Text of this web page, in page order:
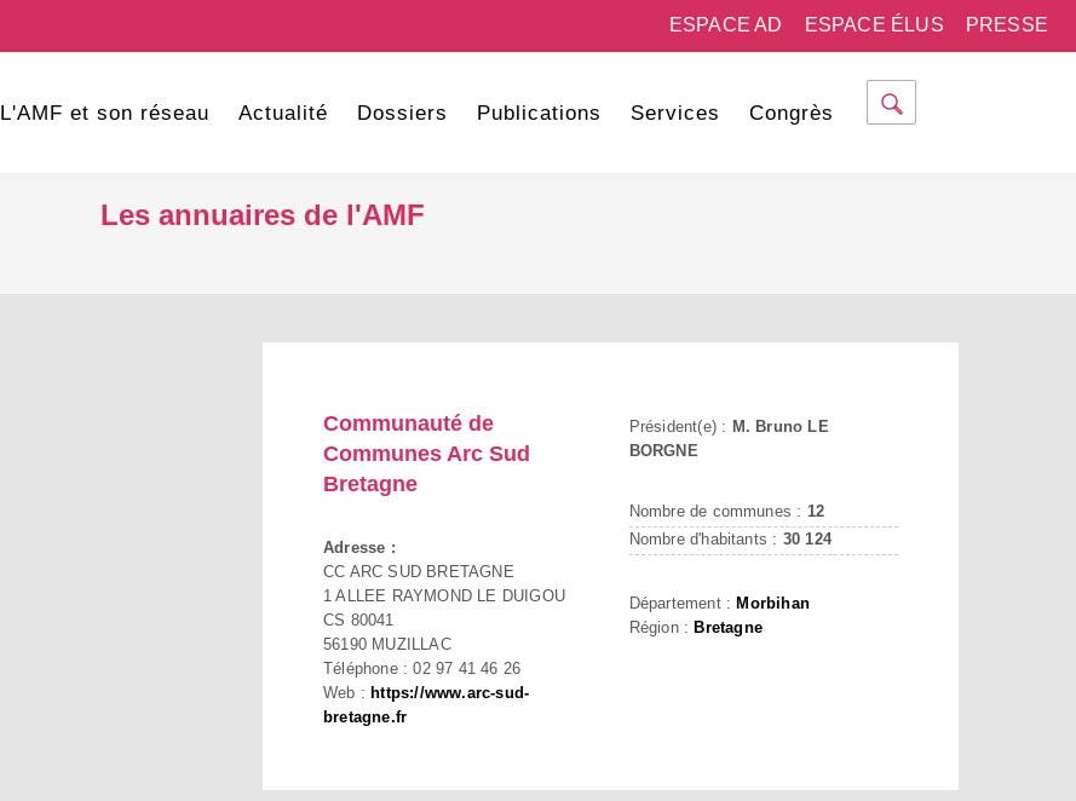
PRESSE
ESPACE ÉLUS
ESPACE AD
L'AMF et son réseau Actualité Dossiers Publications Services Congrès
Les annuaires de l'AMF
Communauté de
Communes Arc Sud
Bretagne
Adresse :
CC ARC SUD BRETAGNE
1 ALLEE RAYMOND LE DUIGOU
CS 80041
56190 MUZILLAC
Téléphone : 02 97 41 46 26
Web : https://www.arc-sud-
bretagne.fr
Président(e) : M. Bruno LE
BORGNE
Nombre de communes : 12
Nombre d'habitants : 30 124
Département : Morbihan
Région : Bretagne